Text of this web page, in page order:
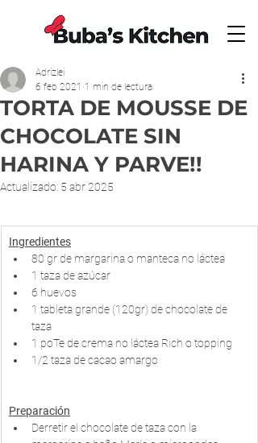
TORTA DE MOUSSE DE
CHOCOLATE SIN
HARINA Y PARVE!!
Adrizlei
6 feb 2021 1 min de lectura
Actualizado: 5 abr 2025
Ingredientes
80 gr de margarina o manteca no láctea
1 taza de azúcar
6 huevos
1 tableta grande (120gr) de chocolate de
taza
1 poTe de crema no láctea Rich o topping
1/2 taza de cacao amargo
Preparación
Derretir el chocolate de taza con la